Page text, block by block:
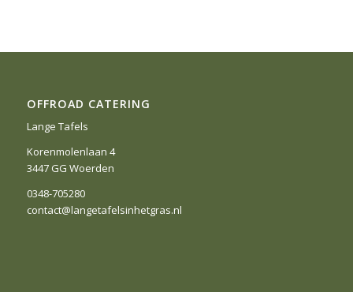
OFFROAD CATERING
Lange Tafels
Korenmolenlaan 4
3447 GG Woerden
0348-705280
contact@langetafelsinhetgras.nl